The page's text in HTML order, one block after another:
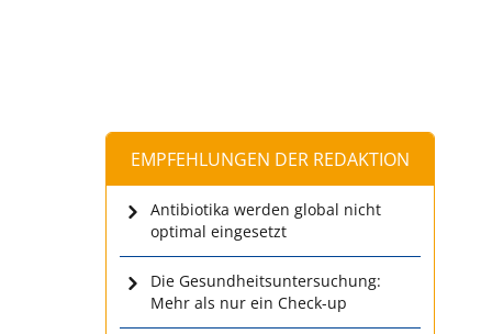
EMPFEHLUNGEN DER REDAKTION
Antibiotika werden global nicht
optimal eingesetzt
Die Gesundheitsuntersuchung:
Mehr als nur ein Check-up